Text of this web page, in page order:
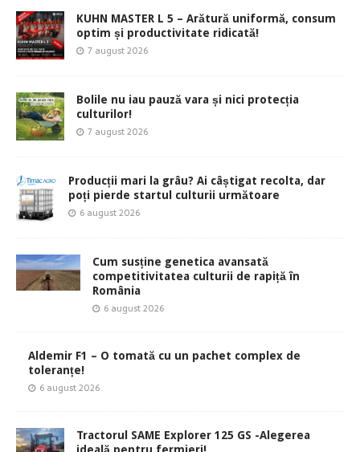
KUHN MASTER L 5 – Arătură uniformă, consum
optim și productivitate ridicată!
7 august 2026
Bolile nu iau pauză vara și nici protecția
culturilor!
7 august 2026
Producții mari la grâu? Ai câștigat recolta, dar
poți pierde startul culturii următoare
6 august 2026
Cum susține genetica avansată
competitivitatea culturii de rapiță în
România
6 august 2026
Aldemir F1 – O tomată cu un pachet complex de
toleranțe!
6 august 2026
Tractorul SAME Explorer 125 GS -Alegerea